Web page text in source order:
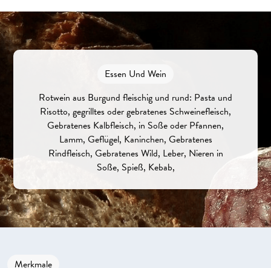
Essen Und Wein
Rotwein aus Burgund fleischig und rund: Pasta und
Risotto, gegrilltes oder gebratenes Schweinefleisch,
Gebratenes Kalbfleisch, in Soße oder Pfannen,
Lamm, Geflügel, Kaninchen, Gebratenes
Rindfleisch, Gebratenes Wild, Leber, Nieren in
Soße, Spieß, Kebab,
Merkmale